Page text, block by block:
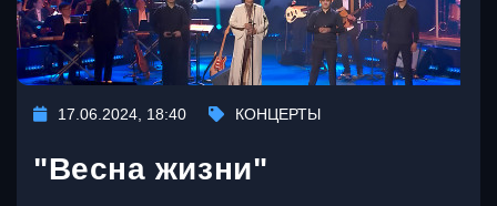
17.06.2024, 18:40 КОНЦЕРТЫ
"Весна жизни"